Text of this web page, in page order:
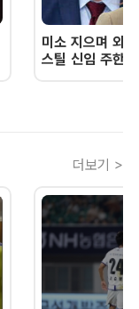
미소 지으며 외
스틸 신임 주한
더보기 >